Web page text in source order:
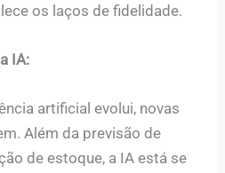
os laços de fidelidade.
IA:
artificial evolui, novas
Além da previsão de
de estoque, a IA está se